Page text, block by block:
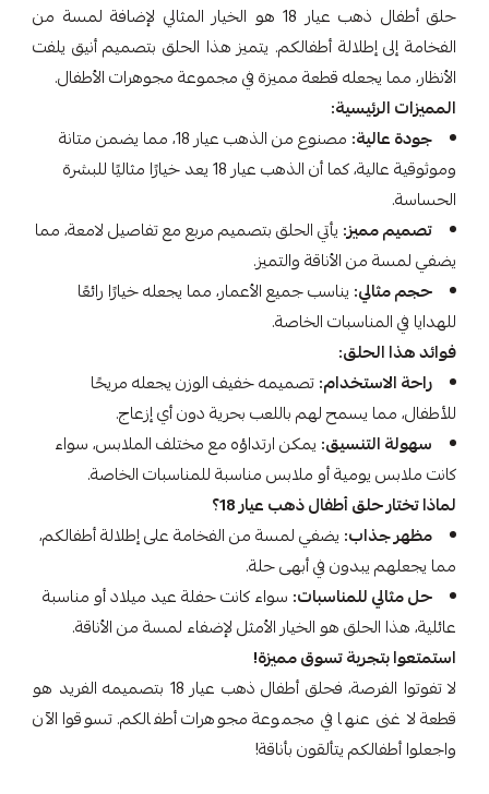
حلق أطفال ذهب عيار 18 هو الخيار المثالي لإضافة لمسة من
الفخامة إلى إطلالة أطفالكم. يتميز هذا الحلق بتصميم أنيق يلفت
الأنظار، مما يجعله قطعة مميزة في مجموعة مجوهرات الأطفال.
المميزات الرئيسية:
جودة عالية:
مصنوع من الذهب عيار 18، مما يضمن متانة
وموثوقية عالية، كما أن الذهب عيار 18 يعد خيارًا مثاليًا للبشرة
الحساسة.
تصميم مميز: يأتي الحلق بتصميم مربع مع تفاصيل لامعة، مما
يضفي لمسة من الأناقة والتميز.
حجم مثالي: يناسب جميع الأعمار، مما يجعله خيارًا رائعًا
للهدايا في المناسبات الخاصة.
فوائد هذا الحلق:
راحة الاستخدام:تصميمه خفيف الوزن يجعله مريحًا
للأطفال، مما يسمح لهم باللعب بحرية دون أي إزعاج.
سهولة التنسيق: يمكن ارتداؤه مع مختلف الملابس، سواء
كانت ملابس يومية أو ملابس مناسبة للمناسبات الخاصة.
لماذا تختار حلق أطفال ذهب عيار 18؟
مظهر جذاب: يضفي لمسة من الفخامة على إطلالة أطفالكم،
مما يجعلهم يبدون في أبهى حلة.
حل مثالي للمناسبات: سواء كانت حفلة عيد ميلاد أو مناسبة
عائلية، هذا الحلق هو الخيار الأمثل لإضفاء لمسة من الأناقة.
استمتعوا بتجربة تسوق مميزة!
لا تفوتوا الفرصة، فحلق أطفال ذهب عيار 18 بتصميمه الفريد هو
قطعة لا غنى عنها في مجموعة مجوهرات أطفالكم. تسوقوا الآن
واجعلوا أطفالكم يتألقون بأناقة!